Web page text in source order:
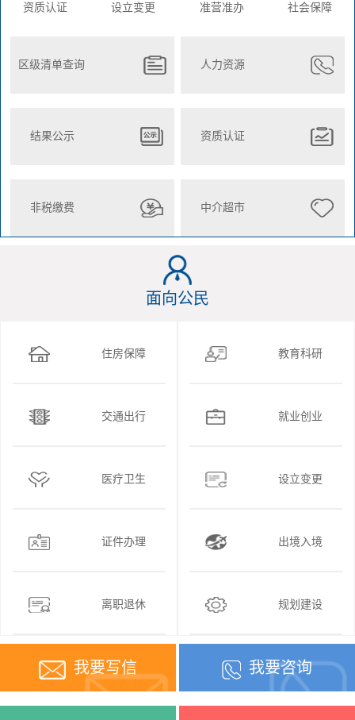
资质认证 设立变更 准营准办 社会保障
区级清单查询 人力资源
结果公示 资质认证
非税缴费 中介超市
面向公民
住房保障 教育科研
交通出行 就业创业
医疗卫生 设立变更
证件办理 出境入境
离职退休 规划建设
我要写信 我要咨询